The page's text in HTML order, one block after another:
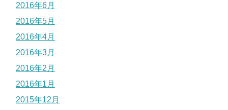
2016年6月
2016年5月
2016年4月
2016年3月
2016年2月
2016年1月
2015年12月